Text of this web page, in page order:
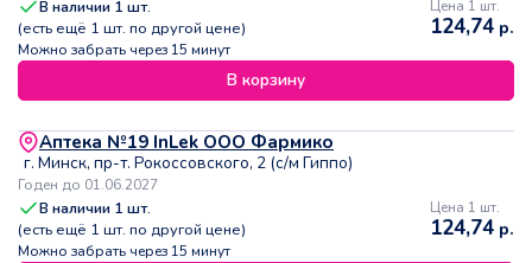
В наличии 1 шт.
(есть ещё 1 шт. по другой цене)
Можно забрать через 15 минут
Цена 1 шт.
124,74 р.
В корзину
Аптека №19 InLek ООО Фармико
г. Минск, пр-т. Рокоссовского, 2 (с/м Гиппо)
Годен до 01.06.2027
В наличии 1 шт.
(есть ещё 1 шт. по другой цене)
Можно забрать через 15 минут
Цена 1 шт.
124,74 р.